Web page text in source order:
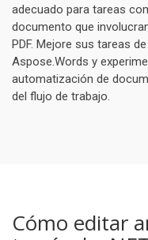
adecuado para tareas
documento que
PDF. Mejore sus tareas
Aspose.Words y
automatización de
del flujo de trabajo.
Cómo editar